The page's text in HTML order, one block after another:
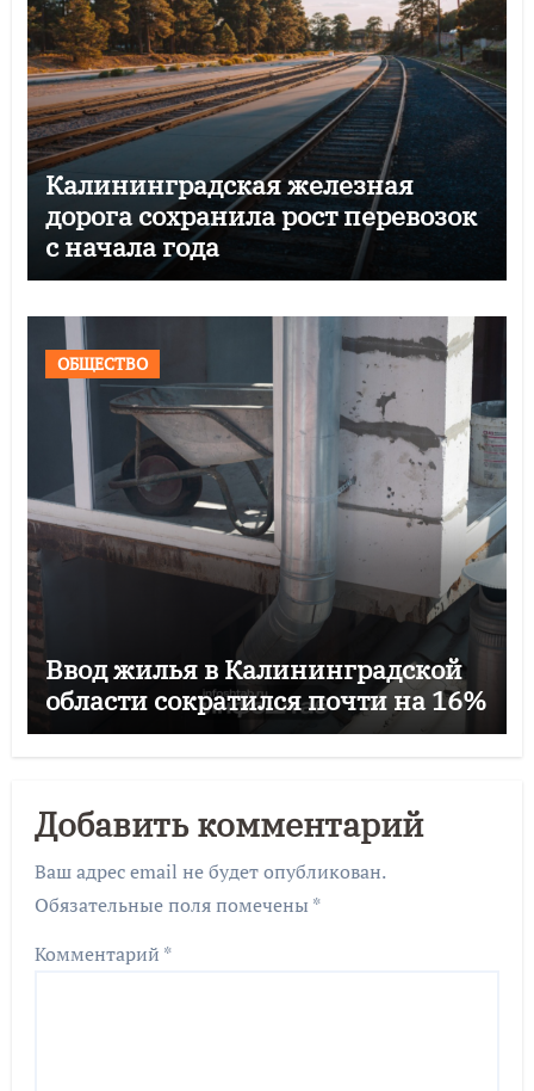
Калининградская железная
дорога сохранила рост перевозок
с начала года
ОБЩЕСТВО
Ввод жилья в Калининградской
области сократился почти на 16%
Добавить комментарий
Ваш адрес email не будет опубликован.
Обязательные поля помечены *
Комментарий *